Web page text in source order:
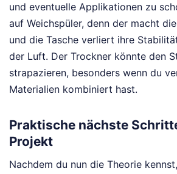
und eventuelle Applikationen zu
auf Weichspüler, denn der macht
und die Tasche verliert ihre
der Luft. Der Trockner könnte den
strapazieren, besonders wenn du
Materialien kombiniert hast.
Praktische nächste
Projekt
Nachdem du nun die Theorie